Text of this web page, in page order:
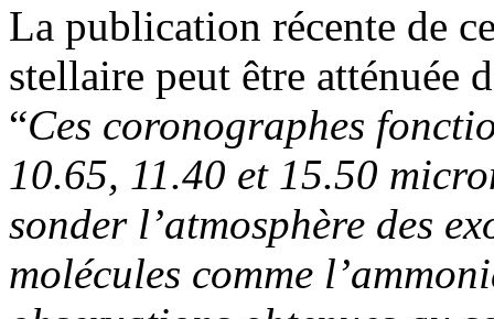
La publication récente de
stellaire peut être atténuée
“Ces coronographes
10.65, 11.40 et 15.50
sonder l’atmosphère des
molécules comme